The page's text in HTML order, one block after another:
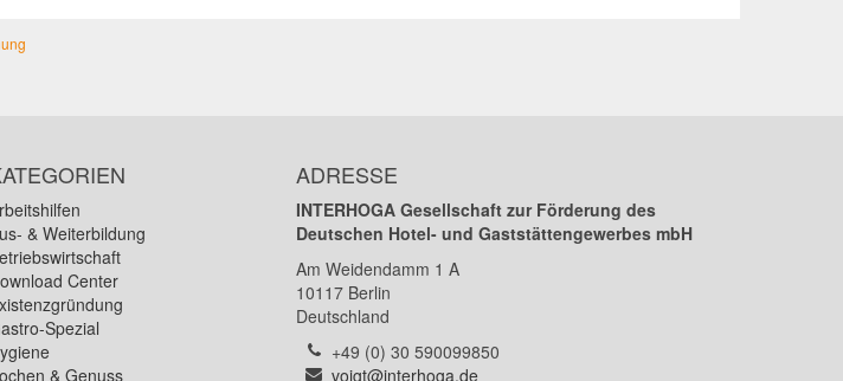
& Weiterbildung
Center
Spezial
& Genuss
ADRESSE
INTERHOGA Gesellschaft zur Förderung des
Deutschen Hotel- und Gaststättengewerbes mbH
Am Weidendamm 1 A
10117 Berlin
Deutschland
Telefon:
+49 (0) 30 590099850
E-
voigt@interhoga.de